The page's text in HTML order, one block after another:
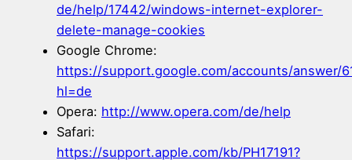
de/help/17442/windows-internet-explorer-
delete-manage-cookies
Google Chrome:
https://support.google.com/accounts/answer/
hl=de
Opera: http://www.opera.com/de/help
Safari:
https://support.apple.com/kb/PH17191?